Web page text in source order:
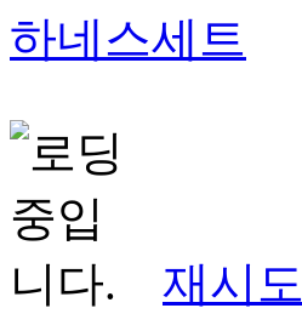
하네스세트
재시도